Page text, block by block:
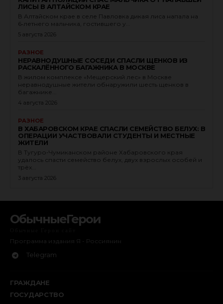
ЛИСЫ В АЛТАЙСКОМ КРАЕ
В Алтайском крае в селе Павловка дикая лиса напала на
6‑летнего мальчика, гостившего у...
5 августа 2026
РАЗНОЕ
НЕРАВНОДУШНЫЕ СОСЕДИ СПАСЛИ ЩЕНКОВ ИЗ
РАСКАЛЁННОГО БАГАЖНИКА В МОСКВЕ
В жилом комплексе «Мещерский лес» в Москве
неравнодушные жители обнаружили шесть щенков в
багажнике...
4 августа 2026
РАЗНОЕ
В ХАБАРОВСКОМ КРАЕ СПАСЛИ СЕМЕЙСТВО БЕЛУХ: В
ОПЕРАЦИИ УЧАСТВОВАЛИ СТУДЕНТЫ И МЕСТНЫЕ
ЖИТЕЛИ
В Тугуро-Чумиканском районе Хабаровского края
удалось спасти семейство белух, двух взрослых особей и
трёх...
3 августа 2026
ОбычныеГерои
Программа издания Я - Россиянин
Telegram
ГРАЖДАНЕ
ГОСУДАРСТВО